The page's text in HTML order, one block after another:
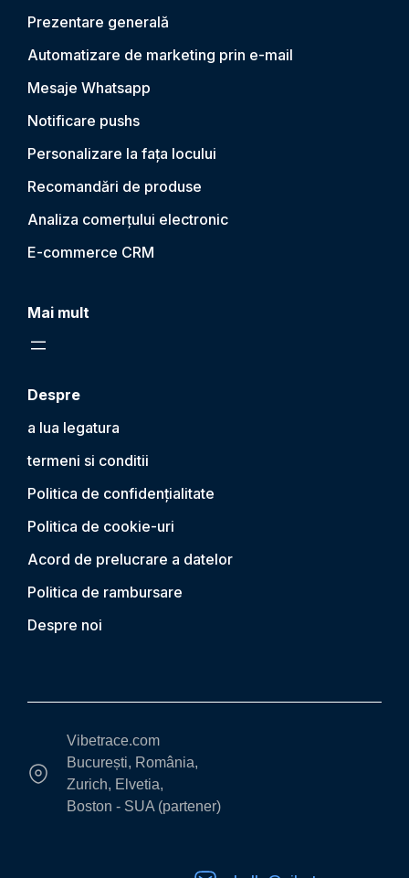
Prezentare generală
Automatizare de marketing prin e-mail
Mesaje Whatsapp
Notificare pushs
Personalizare la fața locului
Recomandări de produse
Analiza comerțului electronic
E-commerce CRM
Mai mult
Despre
a lua legatura
termeni si conditii
Politica de confidențialitate
Politica de cookie-uri
Acord de prelucrare a datelor
Politica de rambursare
Despre noi
Vibetrace.com
București, România,
Zurich, Elvetia,
Boston - SUA (partener)